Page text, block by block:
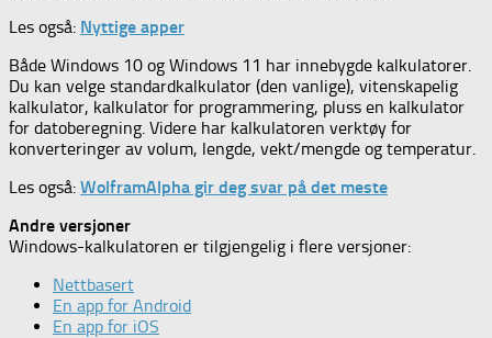
Les også: Nyttige apper
Både Windows 10 og Windows 11 har innebygde kalkulatorer.
Du kan velge standardkalkulator (den vanlige), vitenskapelig
kalkulator, kalkulator for programmering, pluss en kalkulator
for datoberegning. Videre har kalkulatoren verktøy for
konverteringer av volum, lengde, vekt/mengde og temperatur.
Les også: WolframAlpha gir deg svar på det meste
Andre versjoner
Windows-kalkulatoren er tilgjengelig i flere versjoner:
Nettbasert
En app for Android
En app for iOS